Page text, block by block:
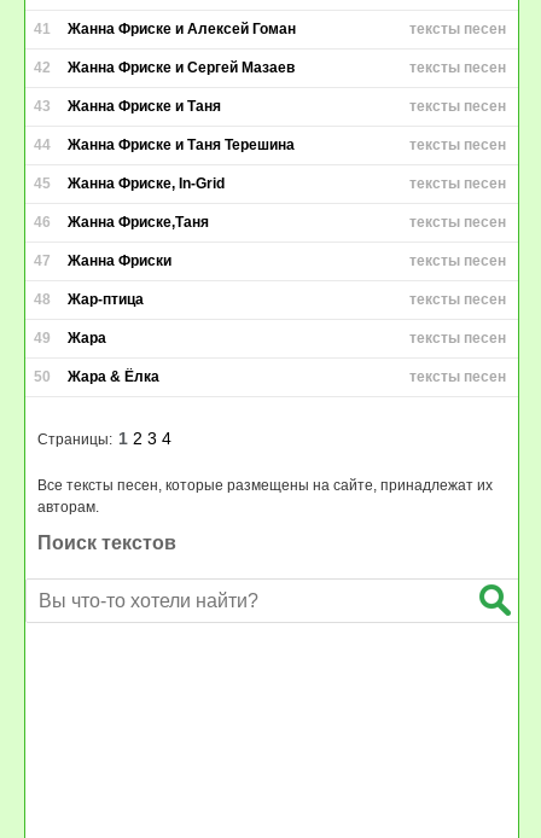
41 Жанна Фриске и Алексей Гоман тексты песен
42 Жанна Фриске и Сергей Мазаев тексты песен
43 Жанна Фриске и Таня тексты песен
44 Жанна Фриске и Таня Терешина тексты песен
45 Жанна Фриске, In-Grid тексты песен
46 Жанна Фриске,Таня тексты песен
47 Жанна Фриски тексты песен
48 Жар-птица тексты песен
49 Жара тексты песен
50 Жара & Ёлка тексты песен
Страницы: 1 2 3 4
Все тексты песен, которые размещены на сайте, принадлежат их
авторам.
Поиск текстов